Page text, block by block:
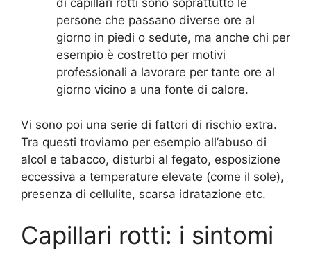
di capillari rotti sono soprattutto le
persone che passano diverse ore al
giorno in piedi o sedute, ma anche chi per
esempio è costretto per motivi
professionali a lavorare per tante ore al
giorno vicino a una fonte di calore.
Vi sono poi una serie di fattori di rischio extra.
Tra questi troviamo per esempio all’abuso di
alcol e tabacco, disturbi al fegato, esposizione
eccessiva a temperature elevate (come il sole),
presenza di cellulite, scarsa idratazione etc.
Capillari rotti: i sintomi